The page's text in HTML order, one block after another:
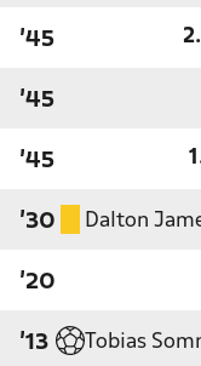
'45
'45
'45
'30 Dalton
'20
'13 Tobias